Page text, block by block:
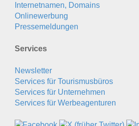
Internetnamen, Domains
Onlinewerbung
Pressemeldungen
Services
Newsletter
Services für Tourismusbüros
Services für Unternehmen
Services für Werbeagenturen